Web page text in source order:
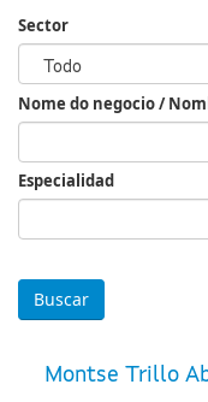
Sector
Todo
Sector
Nome do negocio /
Especialidad
Montse Trillo